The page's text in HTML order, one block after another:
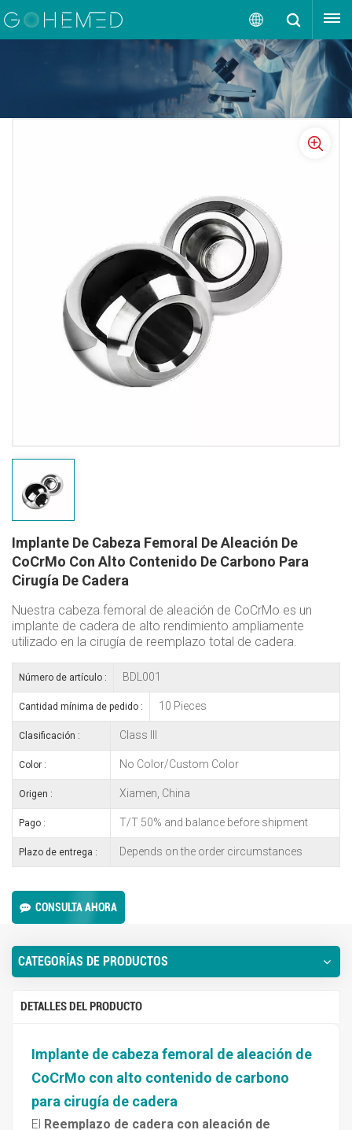
Español
English
português
العربية
OBTENGA UNA COTIZACIÓN
Implante De Cabeza Femoral De Aleación De
CoCrMo Con Alto Contenido De Carbono Para
Cirugía De Cadera
Nuestra cabeza femoral de aleación de CoCrMo es un
implante de cadera de alto rendimiento ampliamente
utilizado en la cirugía de reemplazo total de cadera.
Número de artículo : BDL001
Cantidad mínima de pedido : 10 Pieces
Clasificación : Class III
Color : No Color/Custom Color
Origen : Xiamen, China
Pago : T/T 50% and balance before shipment
Plazo de entrega : Depends on the order circumstances
CONSULTA AHORA
CATEGORÍAS DE PRODUCTOS
DETALLES DEL PRODUCTO
Implante de cabeza femoral de aleación de
CoCrMo con alto contenido de carbono
para cirugía de cadera
El Reemplazo de cadera con aleación de